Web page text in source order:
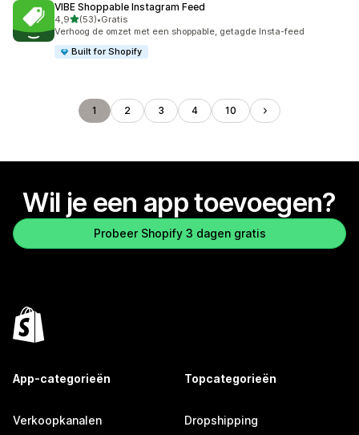
VIBE Shoppable Instagram Feed
4,9van 5 sterren
(53)
53 recensies in totaal
•Gratis
Verhoog de omzet met een shoppable, getagde Insta-feed
Built for Shopify
1 2 3 4 10
Wil je een app toevoegen?
Probeer Shopify 3 dagen gratis
App-categorieën
Verkoopkanalen
Topcategorieën
Dropshipping